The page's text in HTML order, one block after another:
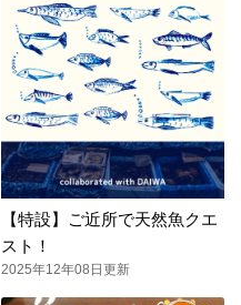
【特設】ご近所で天然魚クエ
スト！
2025年12年08日更新